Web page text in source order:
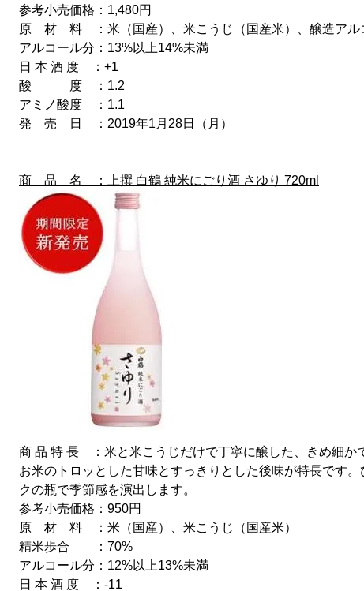
参考小売価格：1,480円
原 材 料 ：米（国産）、米こうじ（国産米）、醸造アル
アルコール分：13%以上14%未満
日 本 酒 度 ：+1
酸 度 ：1.2
アミノ酸度 ：1.1
発 売 日 ：2019年1月28日（月）
商 品 名 ：上撰 白鶴 純米にごり酒 さゆり 720ml
商 品 特 長 ：米と米こうじだけで丁寧に醸した、きめ細か
お米のトロッとした甘味とすっきりとした後味が特長です
クの瓶で季節感を演出します。
参考小売価格：950円
原 材 料 ：米（国産）、米こうじ（国産米）
精米歩合 ：70%
アルコール分：12%以上13%未満
日 本 酒 度 ：-11